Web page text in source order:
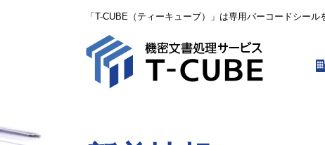
「T-CUBE（ティーキューブ）」は専用バーコードシール